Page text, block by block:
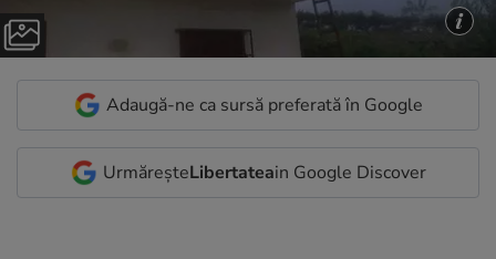
Adaugă-ne ca sursă preferată în Google
UrmăreșteLibertateain Google Discover